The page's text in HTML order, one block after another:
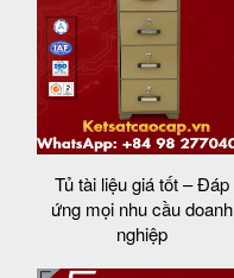
Tủ tài liệu giá tốt – Đáp
ứng mọi nhu cầu doanh
nghiệp